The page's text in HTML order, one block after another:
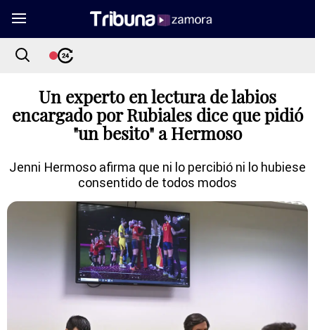
Un experto en lectura de labios
encargado por Rubiales dice que pidió
"un besito" a Hermoso
Jenni Hermoso afirma que ni lo percibió ni lo hubiese
consentido de todos modos